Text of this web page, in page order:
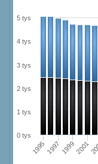
19951997 19992001
0 tys
1 tys
2 tys
3 tys
4 tys
5 tys